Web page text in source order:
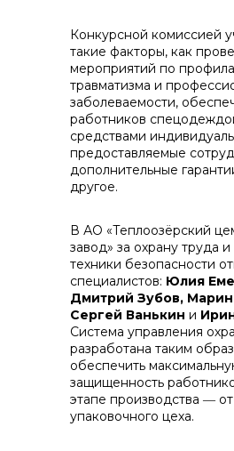
+7 (423) 234 50 50
Конкурсной комиссией
такие факторы, как
мероприятий по
травматизма и
заболеваемости,
работников
средствами
предоставляемые
дополнительные
другое.
В АО «Теплоозёрский
завод» за охрану труда
техники безопасности
специалистов: Юлия
Дмитрий Зубов,
Сергей Ванькин и
Система управления
разработана таким
обеспечить
защищенность
этапе производства ―
упаковочного цеха.